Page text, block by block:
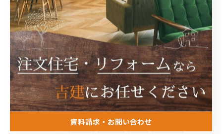
タグ Tags
高松市 工務店 新築 自然素材
木の家 フルリフォーム 平屋
古民家 水回り 収納
資料請求・お問い合わせ